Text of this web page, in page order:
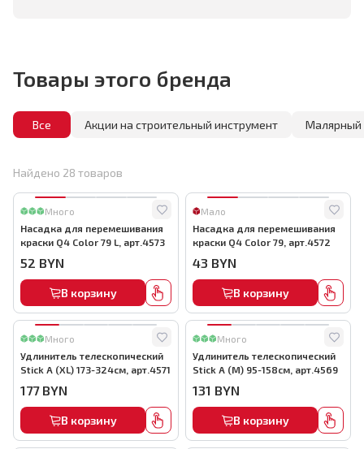
Товары этого бренда
Все Акции на строительный инструмент Малярный
Найдено 28 товаров
Много
Насадка для перемешивания
краски Q4 Color 79 L, арт.4573
52 BYN
В корзину
Мало
Насадка для перемешивания
краски Q4 Color 79, арт.4572
43 BYN
В корзину
Много
Удлинитель телескопический
Stick А (XL) 173-324см, арт.4571
177 BYN
В корзину
Много
Удлинитель телескопический
Stick А (М) 95-158см, арт.4569
131 BYN
В корзину